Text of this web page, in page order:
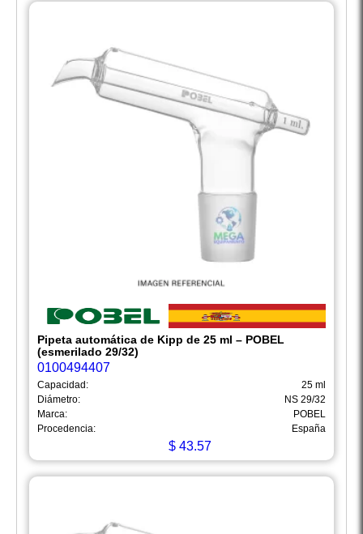
Pipeta automática de Kipp de 25 ml – POBEL
(esmerilado 29/32)
0100494407
Capacidad:
25 ml
Diámetro:
NS 29/32
Marca:
POBEL
Procedencia:
España
$43.57